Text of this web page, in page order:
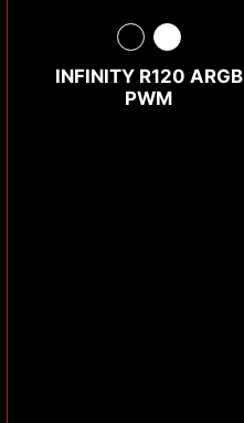
INFINITY R120 ARGB
PWM